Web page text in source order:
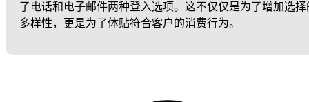
了电话和电子邮件两种登入选项。这不仅仅是为了增加选择
多样性，更是为了体贴符合客户的消费行为。